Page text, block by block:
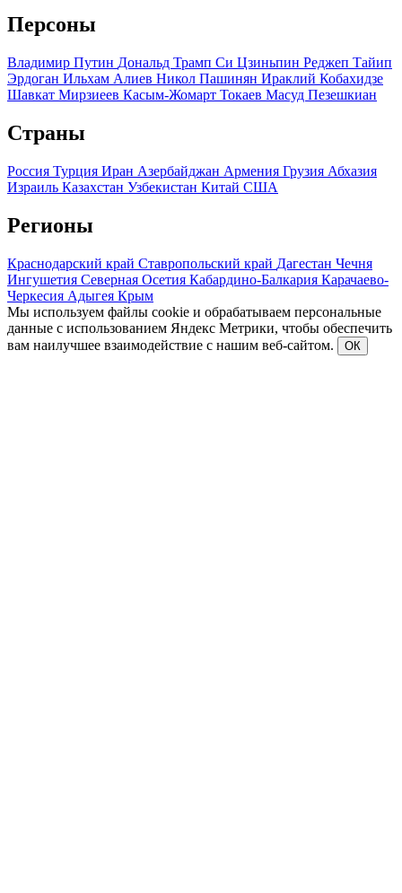
Персоны
Владимир Путин Дональд Трамп Си Цзиньпин Реджеп Тайип
Эрдоган Ильхам Алиев Никол Пашинян Ираклий Кобахидзе
Шавкат Мирзиеев Касым-Жомарт Токаев Масуд Пезешкиан
Страны
Россия Турция Иран Азербайджан Армения Грузия Абхазия
Израиль Казахстан Узбекистан Китай США
Регионы
Краснодарский край Ставропольский край Дагестан Чечня
Ингушетия Северная Осетия Кабардино-Балкария Карачаево-
Черкесия Адыгея Крым
Мы используем файлы cookie и обрабатываем персональные
данные с использованием Яндекс Метрики, чтобы обеспечить
вам наилучшее взаимодействие с нашим веб-сайтом.
ОК